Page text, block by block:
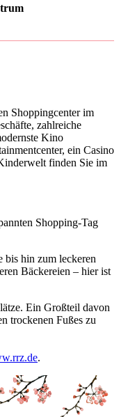
Shoppingcenter im
zahl­rei­che
Kino
ein Casino
finden Sie im
Shopping-Tag
bis hin zum le­cke­ren
Bä­cke­rei­en – hier ist
Ein Großteil davon
trockenen Fußes zu
.